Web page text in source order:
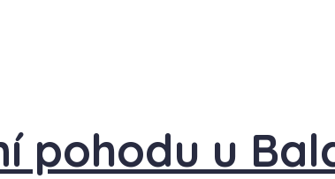
pohodu u